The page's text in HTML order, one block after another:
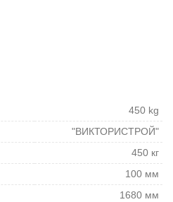
450 kg
"ВИКТОРИСТРОЙ"
450 кг
100 мм
1680 мм